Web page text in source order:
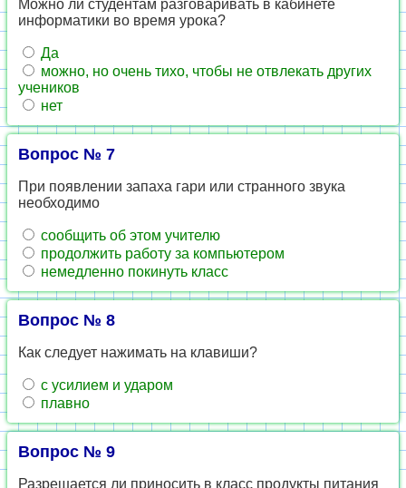
Можно ли студентам разговаривать в кабинете
информатики во время урока?
Да
можно, но очень тихо, чтобы не отвлекать других
учеников
нет
Вопрос № 7
При появлении запаха гари или странного звука
необходимо
сообщить об этом учителю
продолжить работу за компьютером
немедленно покинуть класс
Вопрос № 8
Как следует нажимать на клавиши?
с усилием и ударом
плавно
Вопрос № 9
Разрешается ли приносить в класс продукты питания